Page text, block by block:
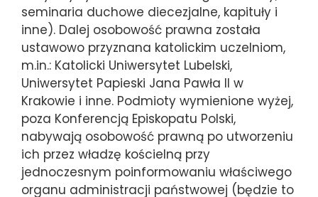
seminaria duchowe diecezjalne, kapituły i
inne). Dalej osobowość prawna została
ustawowo przyznana katolickim uczelniom,
m.in.: Katolicki Uniwersytet Lubelski,
Uniwersytet Papieski Jana Pawła II w
Krakowie i inne. Podmioty wymienione wyżej,
poza Konferencją Episkopatu Polski,
nabywają osobowość prawną po utworzeniu
ich przez władzę kościelną przy
jednoczesnym poinformowaniu właściwego
organu administracji państwowej (będzie to